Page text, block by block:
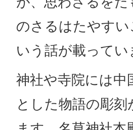
のさるはたやすい
いう話が載ってい
神社や寺院には中
とした物語の彫刻